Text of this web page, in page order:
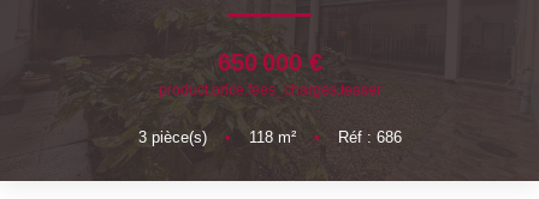
NOTRE AGENCE
650 000 €
product.price.fees_charges.teaser
3pièce(s) • 118m² • Réf : 686